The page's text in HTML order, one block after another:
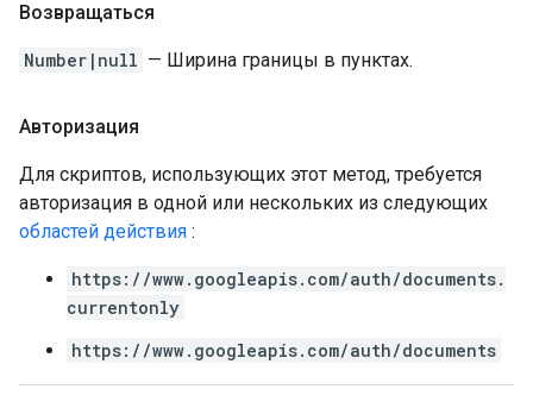
Возвращаться
Number|null — Ширина границы в пунктах.
Авторизация
Для скриптов, использующих этот метод, требуется
авторизация в одной или нескольких из следующих
областей действия :
https://www.googleapis.com/auth/documents.
currentonly
https://www.googleapis.com/auth/documents